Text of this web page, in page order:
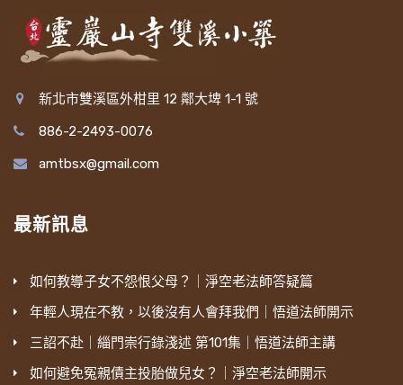
新北市雙溪區外柑里 12 鄰大埤 1-1 號
886-2-2493-0076
amtbsx@gmail.com
最新訊息
如何教導子女不怨恨父母？｜淨空老法師答疑篇
年輕人現在不教，以後沒有人會拜我們｜悟道法師開示
三詔不赴｜緇門崇行錄淺述 第101集｜悟道法師主講
如何避免冤親債主投胎做兒女？｜淨空老法師開示